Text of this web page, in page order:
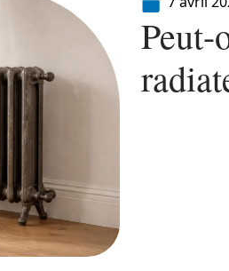
Peut-